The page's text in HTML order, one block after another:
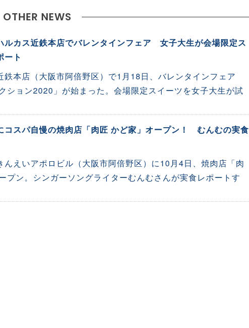
OTHER NEWS
ルカス近鉄本店でバレンタインフェア 女子大生が会場限定ス
ート
鉄本店（大阪市阿倍野区）で1月18日、バレンタインフェア
ション2020」が始まった。会場限定スイーツを女子大生が試
コスパ自慢の焼肉店「肉匠 かど家」オープン！ むんむの実食
んえいアポロビル（大阪市阿倍野区）に10月4日、焼肉店「肉
プン。シンガーソングライターむんむさんが実食レポートす